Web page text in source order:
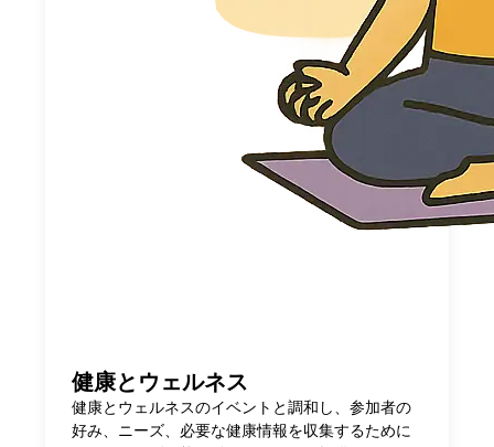
健康とウェルネス
健康とウェルネスのイベントと調和し、参加者の
好み、ニーズ、必要な健康情報を収集するために